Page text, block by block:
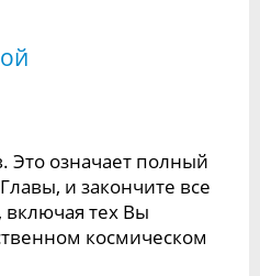
Это означает полный
и закончите все
тех Вы
космическом